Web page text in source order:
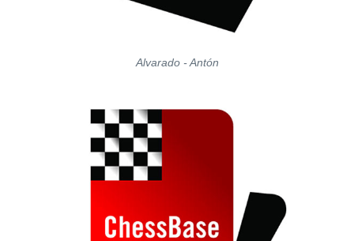
Alvarado - Antón